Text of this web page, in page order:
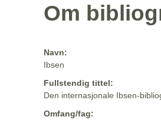
Om
Navn:
Ibsen
Fullstendig tittel:
Den internasjonale Ibsen-
Omfang/fag: